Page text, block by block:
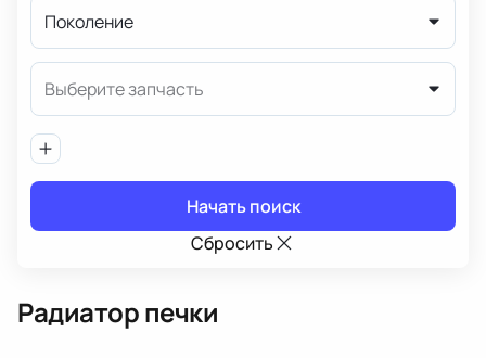
Поколение
Выберите запчасть
Начать поиск
Сбросить
Радиатор печки